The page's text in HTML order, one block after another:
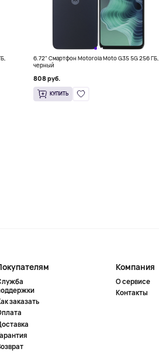
6.72" Смартфон Motorola Moto G35 5G 256 ГБ,
черный
808 руб.
КУПИТЬ
заказать
Компания
О сервисе
Контакты